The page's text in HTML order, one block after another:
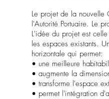
Le projet de la nouvelle
l'Autorité Portuaire. Le
L'idée du projet est
les espaces existants.
horizontale qui permet:
• une meilleure
• augmente la
• transforme l'espace
• permet l'intégration